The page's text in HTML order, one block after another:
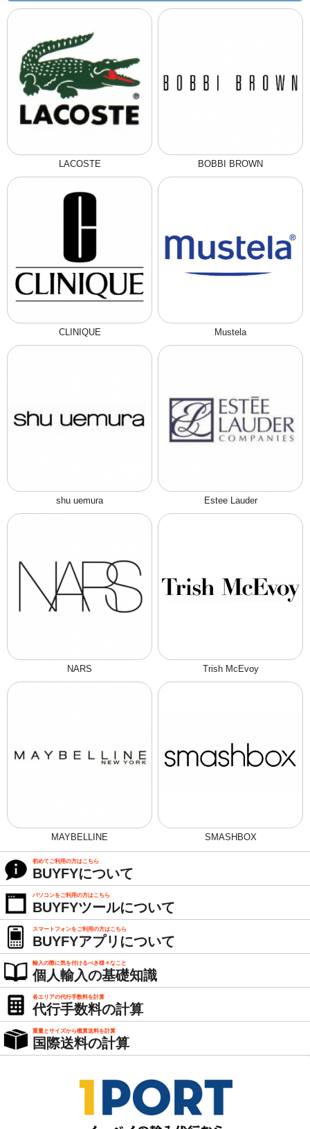
LACOSTE BOBBI BROWN
CLINIQUE Mustela
shu uemura Estee Lauder
NARS Trish McEvoy
MAYBELLINE SMASHBOX
初めてご利用の方はこちら
BUYFYについて
パソコンをご利用の方はこちら
BUYFYツールについて
スマートフォンをご利用の方はこちら
BUYFYアプリについて
輸入の際に気を付けるべき様々なこと
個人輸入の基礎知識
各エリアの代行手数料を計算
代行手数料の計算
重量とサイズから概算送料を計算
国際送料の計算